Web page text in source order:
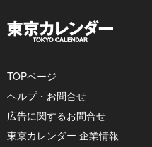
TOPページ
ヘルプ・お問合せ
広告に関するお問合せ
東京カレンダー 企業情報